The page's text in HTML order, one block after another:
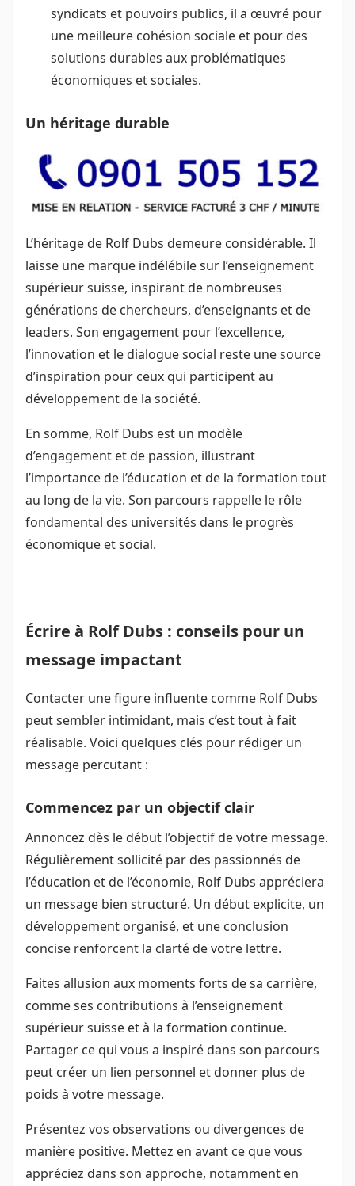
syndicats et pouvoirs publics, il a œuvré pour
une meilleure cohésion sociale et pour des
solutions durables aux problématiques
économiques et sociales.
Un héritage durable
L’héritage de Rolf Dubs demeure considérable. Il
laisse une marque indélébile sur l’enseignement
supérieur suisse, inspirant de nombreuses
générations de chercheurs, d’enseignants et de
leaders. Son engagement pour l’excellence,
l’innovation et le dialogue social reste une source
d’inspiration pour ceux qui participent au
développement de la société.
En somme, Rolf Dubs est un modèle
d’engagement et de passion, illustrant
l’importance de l’éducation et de la formation tout
au long de la vie. Son parcours rappelle le rôle
fondamental des universités dans le progrès
économique et social.
Écrire à Rolf Dubs : conseils pour un
message impactant
Contacter une figure influente comme Rolf Dubs
peut sembler intimidant, mais c’est tout à fait
réalisable. Voici quelques clés pour rédiger un
message percutant :
Commencez par un objectif clair
Annoncez dès le début l’objectif de votre message.
Régulièrement sollicité par des passionnés de
l’éducation et de l’économie, Rolf Dubs appréciera
un message bien structuré. Un début explicite, un
développement organisé, et une conclusion
concise renforcent la clarté de votre lettre.
Faites allusion aux moments forts de sa carrière,
comme ses contributions à l’enseignement
supérieur suisse et à la formation continue.
Partager ce qui vous a inspiré dans son parcours
peut créer un lien personnel et donner plus de
poids à votre message.
Présentez vos observations ou divergences de
manière positive. Mettez en avant ce que vous
appréciez dans son approche, notamment en